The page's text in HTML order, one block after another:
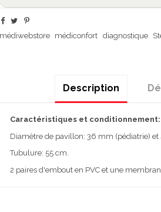
médiwebstore médiconfort diagnostique
Description
Caractéristiques et conditionnement:
Diamètre de pavillon: 36 mm (pédiatrie) et
Tubulure: 55 cm.
2 paires d'embout en PVC et une